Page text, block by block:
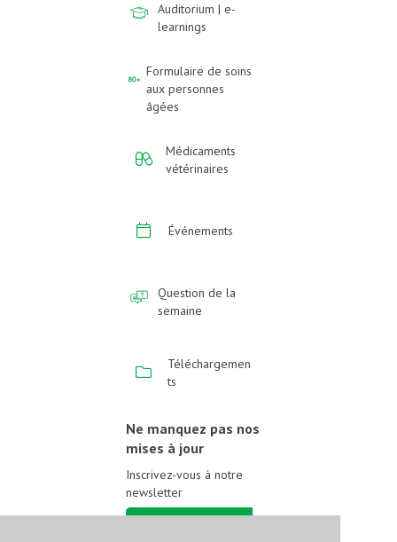
Auditorium | e-
learnings
Formulaire de soins
aux personnes
âgées
Médicaments
vétérinaires
Événements
Question de la
semaine
Téléchargemen
ts
Ne manquez pas nos
mises à jour
Inscrivez-vous à notre
newsletter